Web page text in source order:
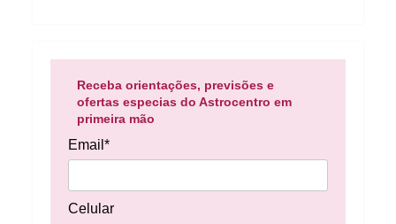
Receba orientações, previsões e
ofertas especias do Astrocentro em
primeira mão
Email*
Celular